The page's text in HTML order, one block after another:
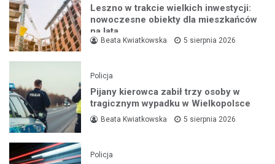
Leszno w trakcie wielkich inwestycji:
nowoczesne obiekty dla mieszkańców
na lata
Beata Kwiatkowska 5 sierpnia 2026
Policja
Pijany kierowca zabił trzy osoby w
tragicznym wypadku w Wielkopolsce
Beata Kwiatkowska 5 sierpnia 2026
Policja